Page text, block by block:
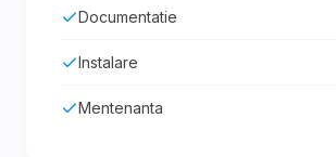
Documentatie
Instalare
Mentenanta